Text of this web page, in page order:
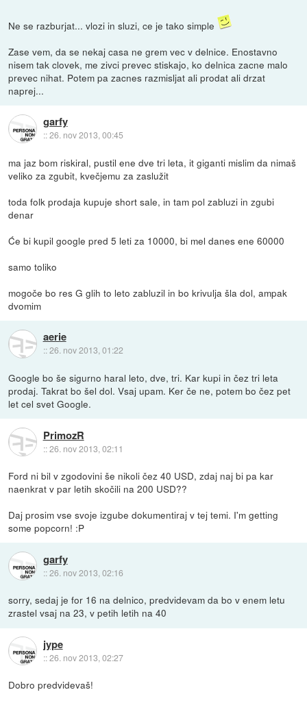
Ne se razburjat... vlozi in sluzi, ce je tako simple
Zase vem, da se nekaj casa ne grem vec v delnice. Enostavno
nisem tak clovek, me zivci prevec stiskajo, ko delnica zacne malo
prevec nihat. Potem pa zacnes razmisljat ali prodat ali drzat
naprej...
garfy
::26. nov 2013, 00:45
ma jaz bom riskiral, pustil ene dve tri leta, it giganti mislim da nimaš
veliko za zgubit, kvečjemu za zaslužit
toda folk prodaja kupuje short sale, in tam pol zabluzi in zgubi
denar
Će bi kupil google pred 5 leti za 10000, bi mel danes ene 60000
samo toliko
mogoče bo res G glih to leto zabluzil in bo krivulja šla dol, ampak
dvomim
aerie
::26. nov 2013, 01:22
Google bo še sigurno haral leto, dve, tri. Kar kupi in čez tri leta
prodaj. Takrat bo šel dol. Vsaj upam. Ker če ne, potem bo čez pet
let cel svet Google.
PrimozR
::26. nov 2013, 02:11
Ford ni bil v zgodovini še nikoli čez 40 USD, zdaj naj bi pa kar
naenkrat v par letih skočili na 200 USD??
Daj prosim vse svoje izgube dokumentiraj v tej temi. I'm getting
some popcorn! :P
garfy
::26. nov 2013, 02:16
sorry, sedaj je for 16 na delnico, predvidevam da bo v enem letu
zrastel vsaj na 23, v petih letih na 40
jype
::26. nov 2013, 02:27
Dobro predvidevaš!